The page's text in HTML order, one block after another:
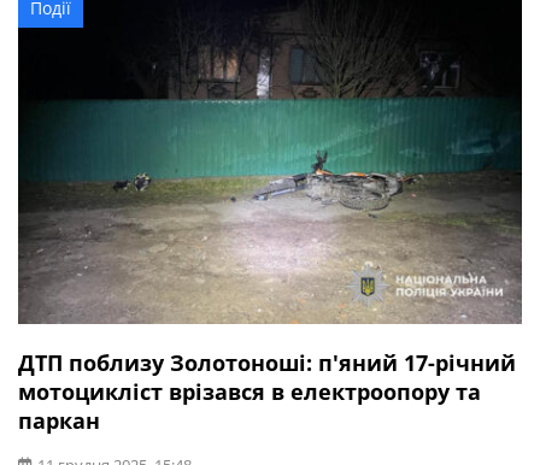
електроопору. Від отриманих травм керманич загинув
на місці події. За фактом ДТП […]
Події
ДТП поблизу Золотоноші: п'яний 17-річний
мотоцикліст врізався в електроопору та
паркан